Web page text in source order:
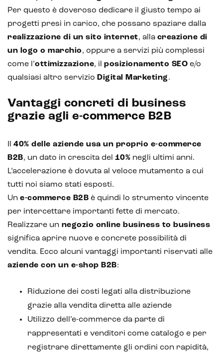
Per questo è doveroso dedicare il giusto tempo ai
progetti presi in carico, che possano spaziare dalla
realizzazione di un sito internet, alla creazione di
un logo o marchio, oppure a servizi più complessi
come l’ottimizzazione, il posizionamento SEO e/o
qualsiasi altro servizio Digital Marketing.
Vantaggi concreti di business
grazie agli e-commerce B2B
40% delle aziende usa un proprio e-commerce
B2B, un dato in crescita del 10% negli ultimi anni.
L’accelerazione è dovuta al veloce mutamento a cui
tutti noi siamo stati esposti.
Un e-commerce B2B è quindi lo strumento vincente
per intercettare importanti fette di mercato.
Realizzare un negozio online business to business
significa aprire nuove e concrete possibilità di
vendita. Ecco alcuni vantaggi importanti riservati alle
aziende con un e-shop B2B:
Riduzione dei costi legati alla distribuzione
grazie alla vendita diretta alle aziende
Utilizzo dell’e-commerce da parte di
rappresentati e venditori come catalogo e per
registrare direttamente gli ordini con rapidità,